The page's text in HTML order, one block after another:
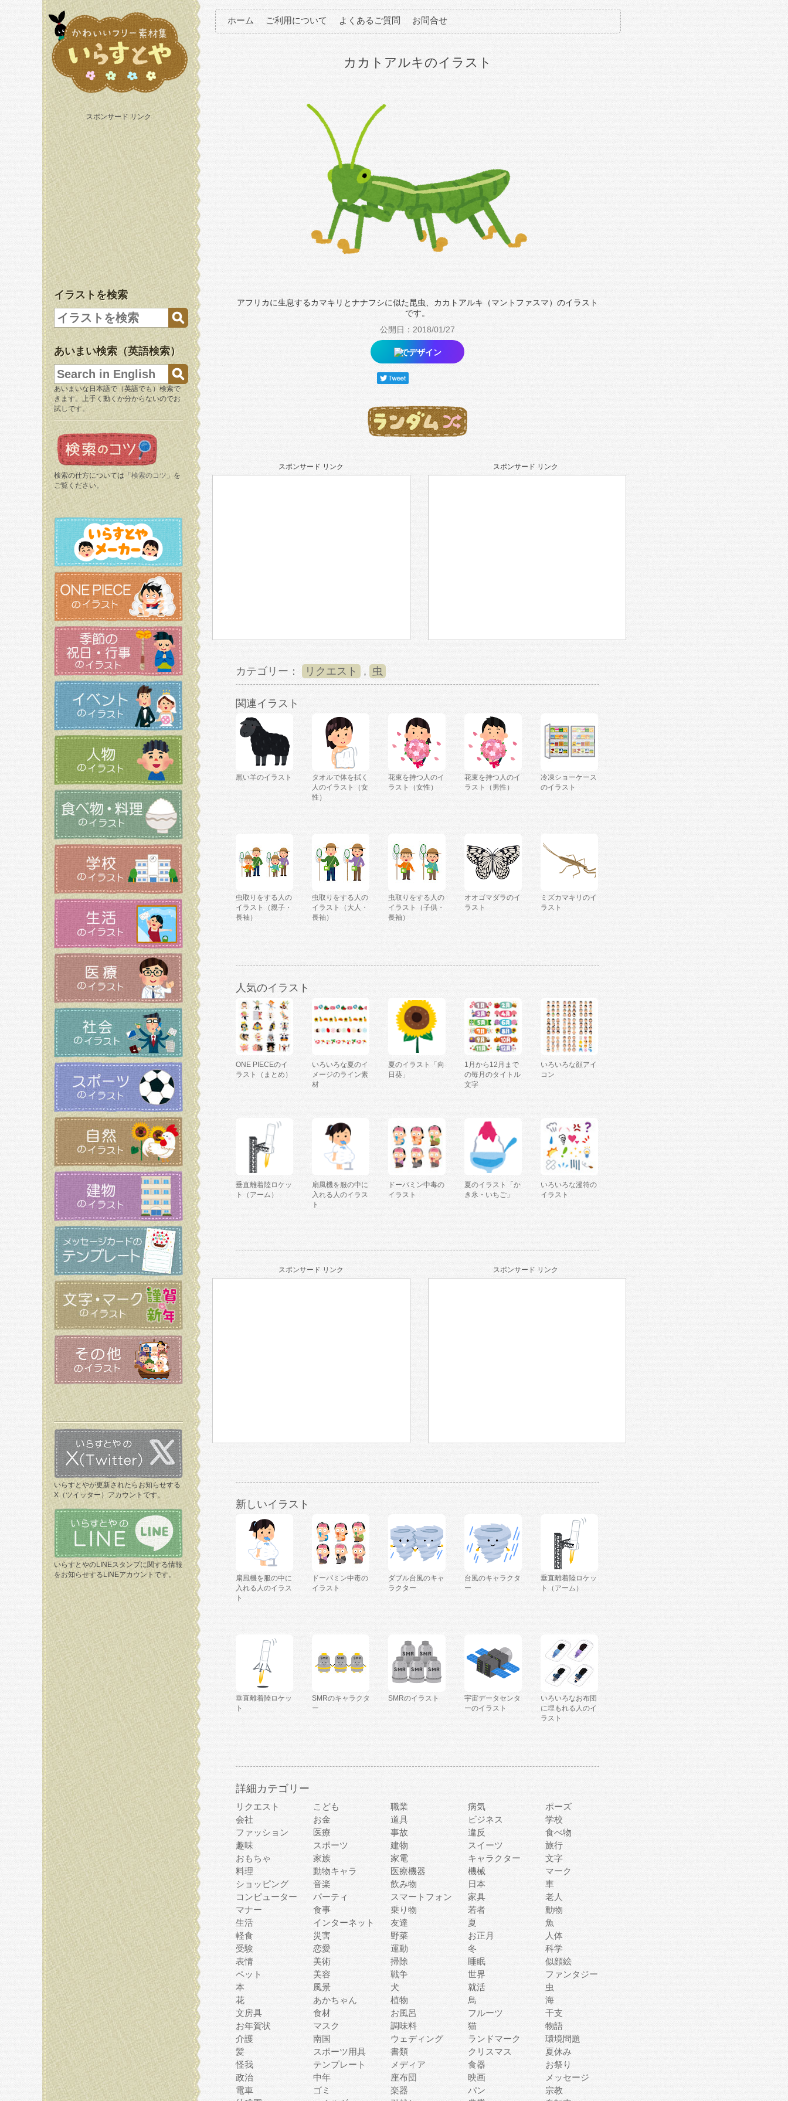
スポンサード リンク
イラストを検索
あいまい検索（英語検索）
あいまいな日本語で（英語でも）検索で
きます。上手く動くか分からないのでお
試しです。
検索の仕方については「 検索のコツ 」を
ご覧ください。
いらすとやが更新されたらお知らせする
X（ツイッター）アカウントです。
いらすとやのLINEスタンプに関する情報
をお知らせするLINEアカウントです。
ホーム ご利用について よくあるご質問 お問合せ
カカトアルキのイラスト
アフリカに生息するカマキリとナナフシに似た昆虫、カカトアルキ（マントファスマ）のイラスト
です。
公開日：2018/01/27
でデザイン
スポンサード リンク スポンサード リンク
カテゴリー： リクエスト , 虫
関連イラスト
黒い羊のイラスト
タオルで体を拭く
人のイラスト（女
性）
花束を持つ人のイ
ラスト（女性）
花束を持つ人のイ
ラスト（男性）
冷凍ショーケース
のイラスト
虫取りをする人の
イラスト（親子・
長袖）
虫取りをする人の
イラスト（大人・
長袖）
虫取りをする人の
イラスト（子供・
長袖）
オオゴマダラのイ
ラスト
ミズカマキリのイ
ラスト
人気のイラスト
ONE PIECEのイ
ラスト（まとめ）
いろいろな夏のイ
メージのライン素
材
夏のイラスト「向
日葵」
1月から12月まで
の毎月のタイトル
文字
いろいろな顔アイ
コン
垂直離着陸ロケッ
ト（アーム）
扇風機を服の中に
入れる人のイラス
ト
ドーパミン中毒の
イラスト
夏のイラスト「か
き氷・いちご」
いろいろな漫符の
イラスト
スポンサード リンク スポンサード リンク
新しいイラスト
扇風機を服の中に
入れる人のイラス
ト
ドーパミン中毒の
イラスト
ダブル台風のキャ
ラクター
台風のキャラクタ
ー
垂直離着陸ロケッ
ト（アーム）
垂直離着陸ロケッ
ト
SMRのキャラクタ
ー
SMRのイラスト
宇宙データセンタ
ーのイラスト
いろいろなお布団
に埋もれる人のイ
ラスト
詳細カテゴリー
リクエスト こども 職業 病気
ポーズ
会社
お金 道具 ビジネス
学校
ファッション
医療 事故 違反
食べ物
趣味
スポーツ 建物 スイーツ
旅行
おもちゃ
家族 家電 キャラクター
文字
料理
動物キャラ 医療機器 機械
マーク
ショッピング
音楽 飲み物 日本
車
コンピューター
パーティ スマートフォン 家具
老人
マナー
食事 乗り物 若者
動物
生活
インターネット 友達 夏
魚
軽食
災害 野菜 お正月
人体
受験
恋愛 運動 冬
科学
表情
美術 掃除 睡眠
似顔絵
ペット
美容 戦争 世界
ファンタジー
本
風景 犬 就活
虫
花
あかちゃん 植物 鳥
海
文房具
食材 お風呂 フルーツ
干支
お年賀状
マスク 調味料 猫
物語
介護
南国 ウェディング ランドマーク
環境問題
髪
スポーツ用具 書類 クリスマス
夏休み
怪我
テンプレート メディア 食器
お祭り
政治
中年 座布団 映画
メッセージ
電車
ゴミ 楽器 パン
宗教